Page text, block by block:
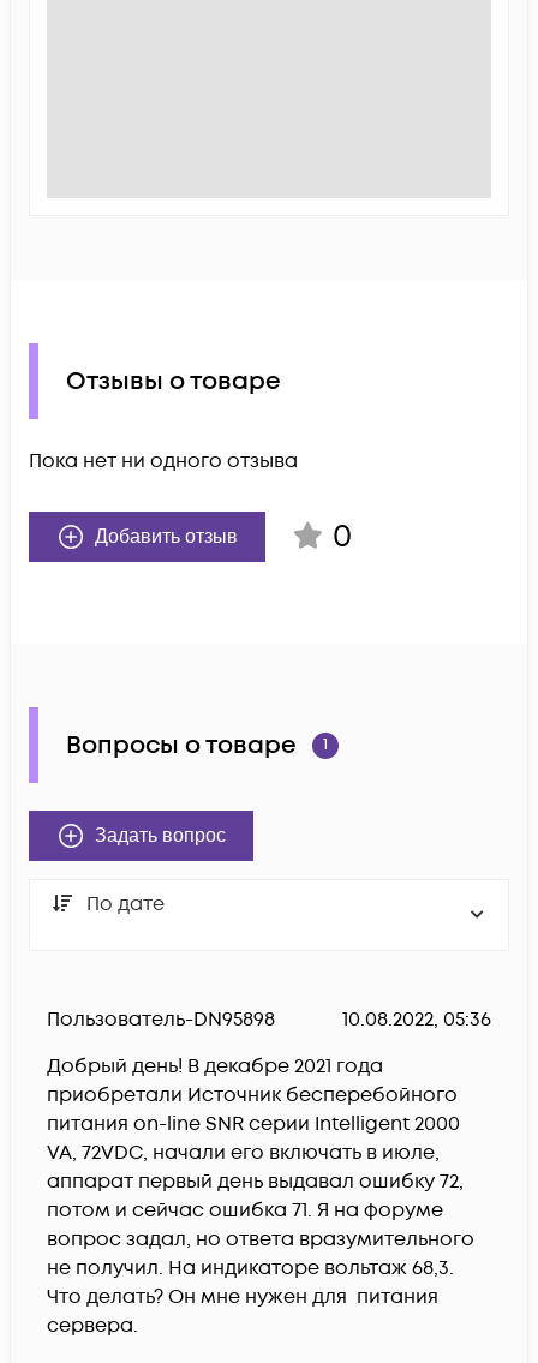
Отзывы о товаре
Пока нет ни одного отзыва
Добавить отзыв 0
Вопросы о товаре 1
Задать вопрос
По дате
Пользователь-DN95898
10.08.2022, 05:36
Добрый день! В декабре 2021 года
приобретали Источник бесперебойного
питания on-line SNR серии Intelligent 2000
VA, 72VDC, начали его включать в июле,
аппарат первый день выдавал ошибку 72,
потом и сейчас ошибка 71. Я на форуме
вопрос задал, но ответа вразумительного
не получил. На индикаторе вольтаж 68,3.
Что делать? Он мне нужен для  питания
сервера.